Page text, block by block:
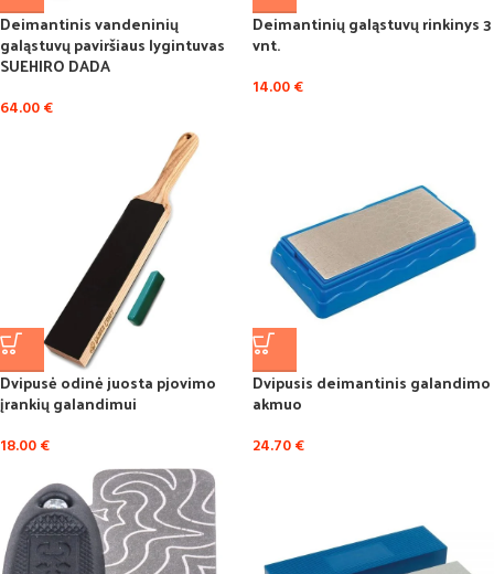
Deimantinis vandeninių
galąstuvų paviršiaus lygintuvas
SUEHIRO DADA
64.00€
Deimantinių galąstuvų rinkinys 3
vnt.
14.00€
Dvipusė odinė juosta pjovimo
įrankių galandimui
18.00€
Dvipusis deimantinis galandimo
akmuo
24.70€